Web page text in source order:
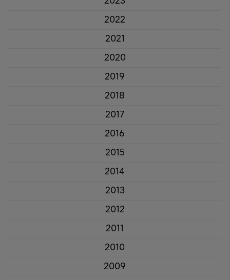
2022
2021
2020
2019
2018
2017
2016
2015
2014
2013
2012
2011
2010
2009